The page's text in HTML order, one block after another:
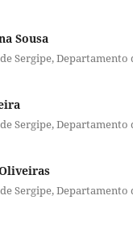
Sousa
Sergipe, Departamento
Sergipe, Departamento
Sergipe, Departamento